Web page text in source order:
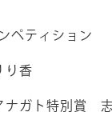
ペティション
香
ナガト特別賞